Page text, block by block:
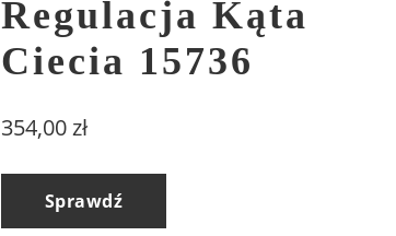
Regulacja Kąta
Ciecia 15736
354,00zł
Sprawdź